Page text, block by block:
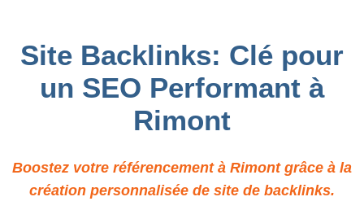
Site Backlinks: Clé pour
un SEO Performant à
Rimont
Boostez votre référencement à Rimont grâce à la
création personnalisée de site de backlinks.